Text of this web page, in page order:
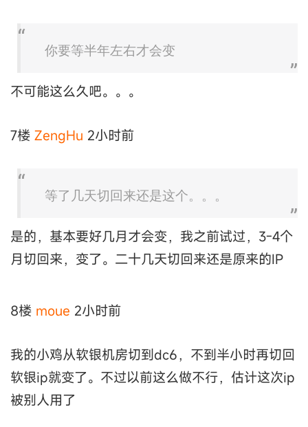
你要等半年左右才会变
不可能这么久吧。。。
7楼 ZengHu 2小时前
等了几天切回来还是这个。。。
是的，基本要好几月才会变，我之前试过，3-4个
月切回来，变了。二十几天切回来还是原来的IP
8楼 moue 2小时前
我的小鸡从软银机房切到dc6，不到半小时再切回
软银ip就变了。不过以前这么做不行，估计这次ip
被别人用了